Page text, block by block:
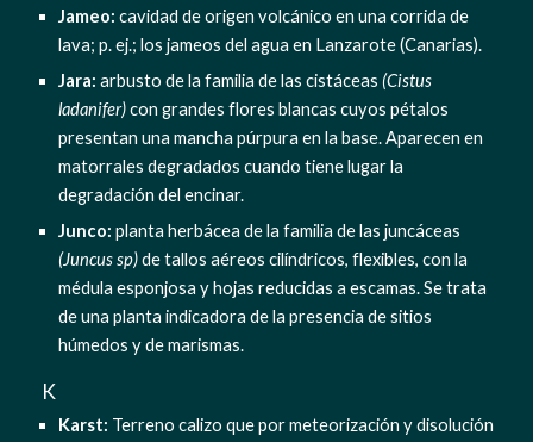
Jameo: cavidad de origen volcánico en una corrida de
lava; p. ej.; los jameos del agua en Lanzarote (Canarias).
Jara: arbusto de la familia de las cistáceas (Cistus
ladanifer) con grandes flores blancas cuyos pétalos
presentan una mancha púrpura en la base. Aparecen en
matorrales degradados cuando tiene lugar la
degradación del encinar.
Junco:
(Juncus sp) de tallos aéreos cilíndricos, flexibles, con la
médula esponjosa y hojas reducidas a escamas. Se trata
de una planta indicadora de la presencia de sitios
húmedos y de marismas.
  K
Karst: Terreno calizo que por meteorización y disolución